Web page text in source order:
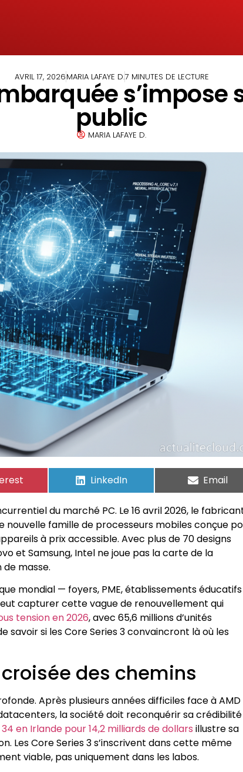
AVRIL 17, 2026MARIA LAFAYE D.7 MINUTES DE LECTURE
public
MARIA LAFAYE D.
LinkedIn Email
du marché PC. Le 16 avril 2026, le
nouvelle famille de processeurs mobiles conçue
à prix accessible. Avec plus de 70 designs
et Samsung, Intel ne joue pas la carte de la
masse.
mondial — foyers, PME, établissements
capturer cette vague de renouvellement qui
tension en 2026, avec 65,6 millions d’unités
savoir si les Core Series 3 convaincront là où les
des chemins
Après plusieurs années difficiles face à
la société doit reconquérir sa
en Irlande pour 14,2 milliards de dollars illustre sa
Les Core Series 3 s’inscrivent dans cette même
viable, pas uniquement dans les labos.